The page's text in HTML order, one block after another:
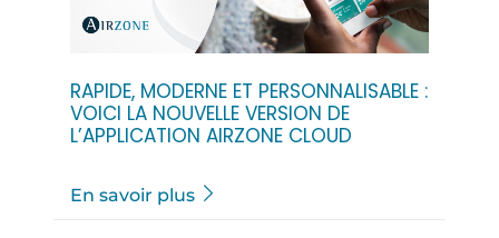
RAPIDE, MODERNE ET PERSONNALISABLE :
VOICI LA NOUVELLE VERSION DE
L’APPLICATION AIRZONE CLOUD
En savoir plus